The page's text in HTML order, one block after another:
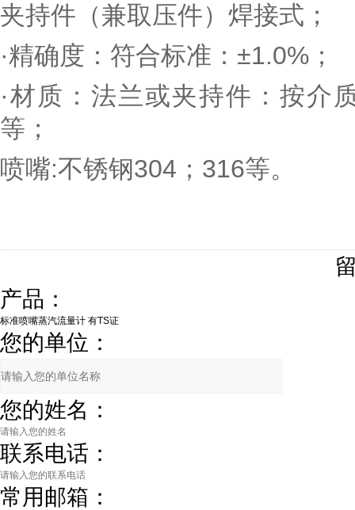
夹持件（兼取压件）焊接式；
·精确度：符合标准：±1.0%；
·材质：法兰或夹持件：按介
等；
喷嘴:不锈钢304；316等。
产品：
您的单位：
您的姓名：
联系电话：
常用邮箱：